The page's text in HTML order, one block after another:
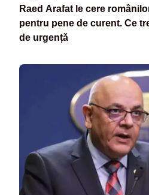
Raed Arafat le cere
pentru pene de curent. Ce
de urgență